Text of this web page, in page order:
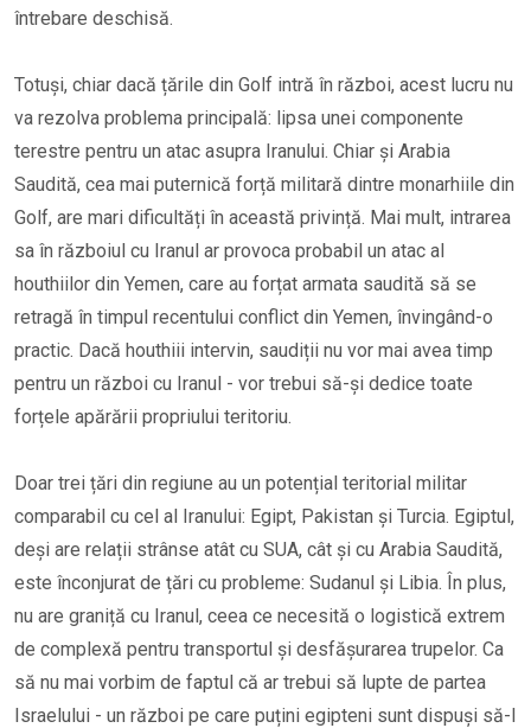
întrebare deschisă.
Totuși, chiar dacă țările din Golf intră în război, acest lucru nu
va rezolva problema principală: lipsa unei componente
terestre pentru un atac asupra Iranului. Chiar și Arabia
Saudită, cea mai puternică forță militară dintre monarhiile din
Golf, are mari dificultăți în această privință. Mai mult, intrarea
sa în războiul cu Iranul ar provoca probabil un atac al
houthiilor din Yemen, care au forțat armata saudită să se
retragă în timpul recentului conflict din Yemen, învingând-o
practic. Dacă houthiii intervin, saudiții nu vor mai avea timp
pentru un război cu Iranul - vor trebui să-și dedice toate
forțele apărării propriului teritoriu.
Doar trei țări din regiune au un potențial teritorial militar
comparabil cu cel al Iranului: Egipt, Pakistan și Turcia. Egiptul,
deși are relații strânse atât cu SUA, cât și cu Arabia Saudită,
este înconjurat de țări cu probleme: Sudanul și Libia. În plus,
nu are graniță cu Iranul, ceea ce necesită o logistică extrem
de complexă pentru transportul și desfășurarea trupelor. Ca
să nu mai vorbim de faptul că ar trebui să lupte de partea
Israelului - un război pe care puțini egipteni sunt dispuși să-l